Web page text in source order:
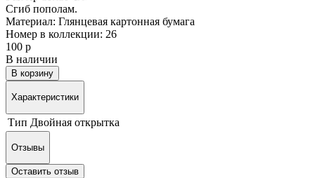
Сгиб пополам.
Материал: Глянцевая картонная бумага
Номер в коллекции: 26
100 р
В наличии
В корзину
Характеристики
Тип Двойная открытка
Отзывы
Оставить отзыв